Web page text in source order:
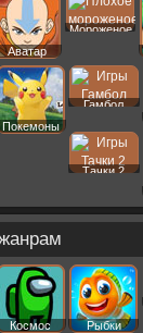
Аватар
Мороженое
Покемоны
Гамбол
Тачки 2
Космос
Рыбки